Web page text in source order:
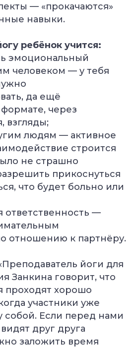
— «прокачаются»
навыки.
ребёнок учится:
эмоциональный
человеком — у тебя
да ещё
через
взгляды;
людям — активное
строится
не страшно
прикоснуться
что будет больно или
ответственность —
отношению к партнёру.
йоги для
Занкина говорит, что
проходят хорошо
участники уже
Если перед нами
друг друга
заложить время